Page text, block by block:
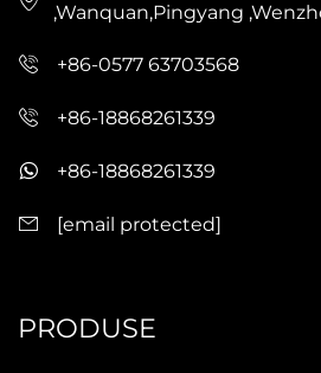
,Wanquan,Pingyang
+86-0577 63703568
+86-18868261339
+86-18868261339
[email protected]
PRODUSE